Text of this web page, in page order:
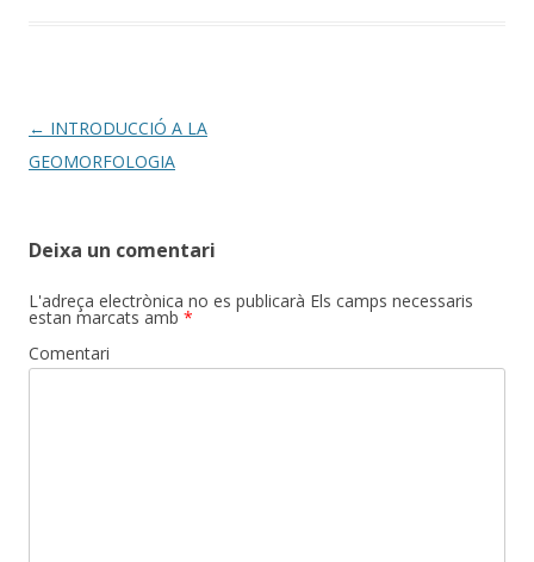
k ix
Post
navigation
← INTRODUCCIÓ A LA
GEOMORFOLOGIA
Deixa un comentari
L'adreça electrònica no es publicarà Els camps necessaris
estan marcats amb *
Comentari